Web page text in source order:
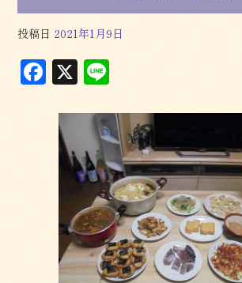
投稿日 2021年1月9日
F
a
c
e
o
k
X
e